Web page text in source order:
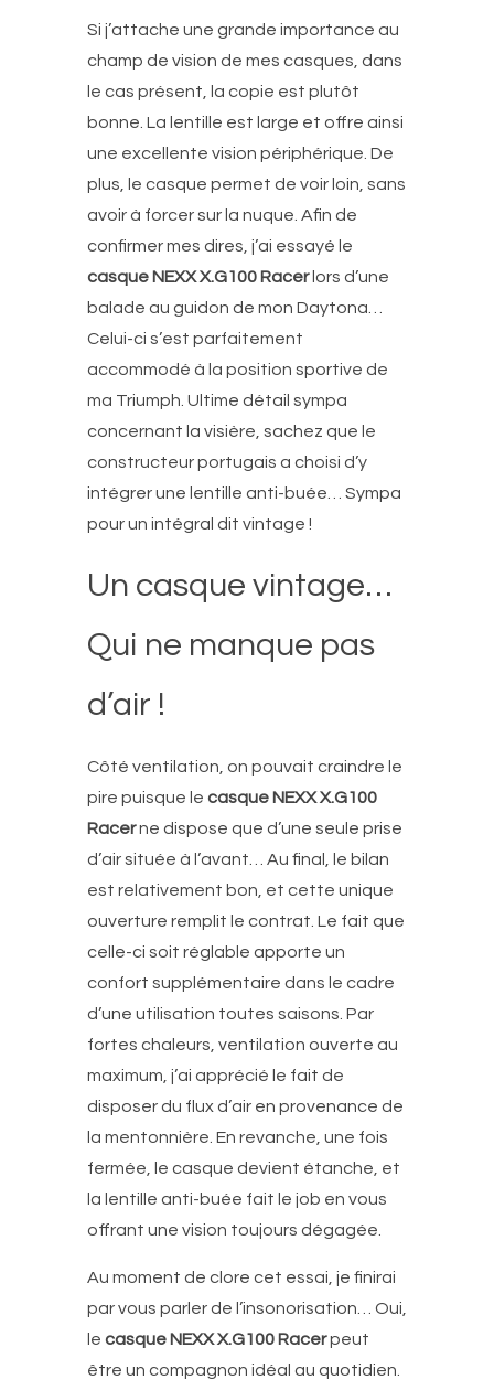
Si j’attache une grande importance au
champ de vision de mes casques, dans
le cas présent, la copie est plutôt
bonne. La lentille est large et offre ainsi
une excellente vision périphérique. De
plus, le casque permet de voir loin, sans
avoir à forcer sur la nuque. Afin de
confirmer mes dires, j’ai essayé le
casque NEXX X.G100 Racerlors d’une
balade au guidon de mon Daytona…
Celui-ci s’est parfaitement
accommodé à la position sportive de
ma Triumph. Ultime détail sympa
concernant la visière, sachez que le
constructeur portugais a choisi d’y
intégrer une lentille anti-buée… Sympa
pour un intégral dit vintage !
Un casque vintage…
Qui ne manque pas
d’air !
Côté ventilation, on pouvait craindre le
pire puisque le casque NEXX X.G100
Racerne dispose que d’une seule prise
d’air située à l’avant… Au final, le bilan
est relativement bon, et cette unique
ouverture remplit le contrat. Le fait que
celle-ci soit réglable apporte un
confort supplémentaire dans le cadre
d’une utilisation toutes saisons. Par
fortes chaleurs, ventilation ouverte au
maximum, j’ai apprécié le fait de
disposer du flux d’air en provenance de
la mentonnière. En revanche, une fois
fermée, le casque devient étanche, et
la lentille anti-buée fait le job en vous
offrant une vision toujours dégagée.
Au moment de clore cet essai, je finirai
par vous parler de l’insonorisation… Oui,
le casque NEXX X.G100 Racerpeut
être un compagnon idéal au quotidien.